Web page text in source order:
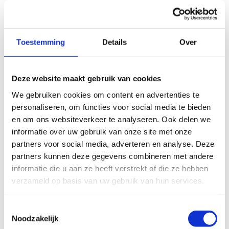
Toestemming Details Over
Deze website maakt gebruik van cookies
We gebruiken cookies om content en advertenties te
personaliseren, om functies voor social media te bieden
en om ons websiteverkeer te analyseren. Ook delen we
informatie over uw gebruik van onze site met onze
partners voor social media, adverteren en analyse. Deze
partners kunnen deze gegevens combineren met andere
informatie die u aan ze heeft verstrekt of die ze hebben
verzameld op basis van uw gebruik van hun services.
Noodzakelijk
goed nieuws! Onze sporthal is in 2016 volledig
gerenoveerd en uitgerust met de nieuwste
voorzieningen, waaronder een gloednieuwe
sportvloer, tribunes, sportmaterialen en
multifunctionele LED-walls, inclusief een modern
het hoogste niveau.
Reserveer een
voetbalterrein
(indoor of
outdoor)